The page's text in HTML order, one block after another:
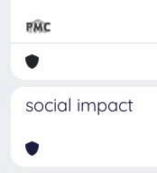
social impact